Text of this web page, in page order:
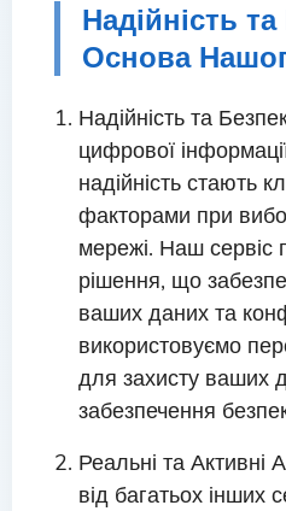
Надійність
Основа
Надійність та
цифрової
надійність стають
факторами при
мережі. Наш сервіс
рішення, що
ваших даних та
використовуємо
для захисту ваших
забезпечення
Реальні та Активні
від багатьох інших